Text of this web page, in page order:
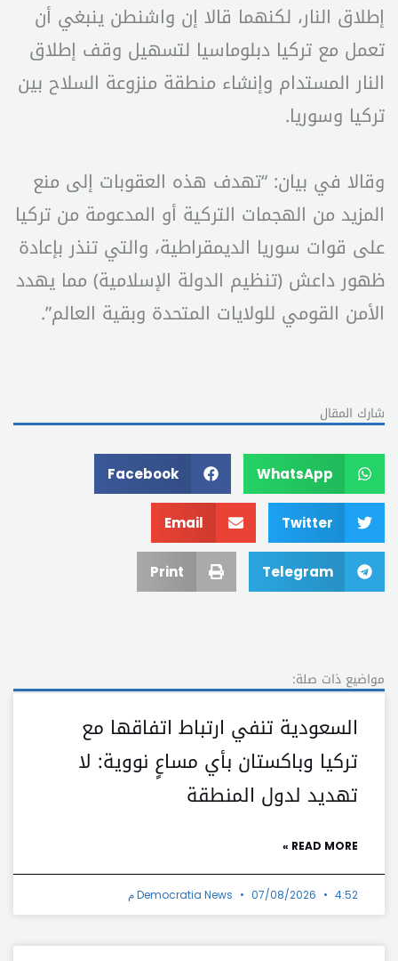
إطلاق النار، لكنهما قالا إن واشنطن ينبغي أن
تعمل مع تركيا دبلوماسيا لتسهيل وقف إطلاق
النار المستدام وإنشاء منطقة منزوعة السلاح بين
تركيا وسوريا.
وقالا في بيان: “تهدف هذه العقوبات إلى منع
المزيد من الهجمات التركية أو المدعومة من تركيا
على قوات سوريا الديمقراطية، والتي تنذر بإعادة
ظهور داعش (تنظيم الدولة الإسلامية) مما يهدد
الأمن القومي للولايات المتحدة وبقية العالم”.
شارك المقال
WhatsApp
Facebook
Twitter
Email
Telegram
Print
مواضيع ذات صلة:
السعودية تنفي ارتباط اتفاقها مع
تركيا وباكستان بأي مساعٍ نووية: لا
تهديد لدول المنطقة
READ MORE »
Democratia News 07/08/2026 4:52 م